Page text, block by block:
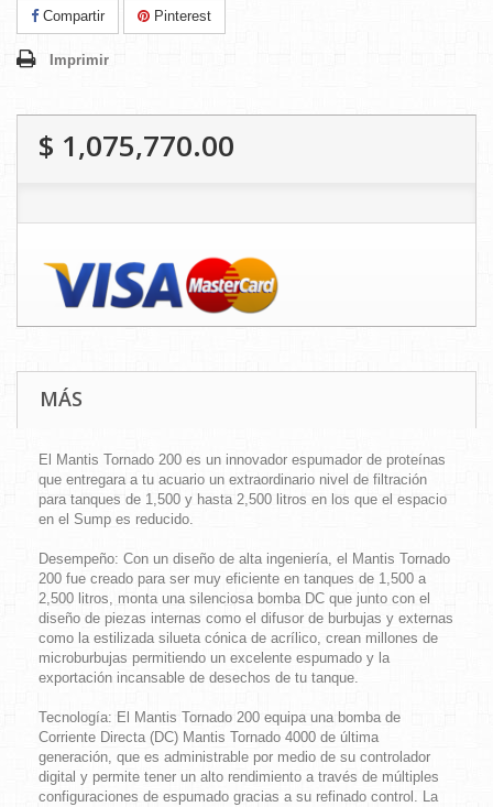
Compartir Pinterest
Imprimir
$ 1,075,770.00
MÁS
El Mantis Tornado 200 es un innovador espumador de proteínas
que entregara a tu acuario un extraordinario nivel de filtración
para tanques de 1,500 y hasta 2,500 litros en los que el espacio
en el Sump es reducido.
Desempeño: Con un diseño de alta ingeniería, el Mantis Tornado
200 fue creado para ser muy eficiente en tanques de 1,500 a
2,500 litros, monta una silenciosa bomba DC que junto con el
diseño de piezas internas como el difusor de burbujas y externas
como la estilizada silueta cónica de acrílico, crean millones de
microburbujas permitiendo un excelente espumado y la
exportación incansable de desechos de tu tanque.
Tecnología: El Mantis Tornado 200 equipa una bomba de
Corriente Directa (DC) Mantis Tornado 4000 de última
generación, que es administrable por medio de su controlador
digital y permite tener un alto rendimiento a través de múltiples
configuraciones de espumado gracias a su refinado control. La